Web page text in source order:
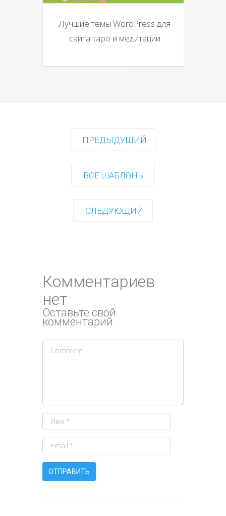
Лучшие темы WordPress для
сайта таро и медитации
ПРЕДЫДУЩИЙ
ВСЕ ШАБЛОНЫ
СЛЕДУЮЩИЙ
Комментариев
нет
Оставьте свой
комментарий